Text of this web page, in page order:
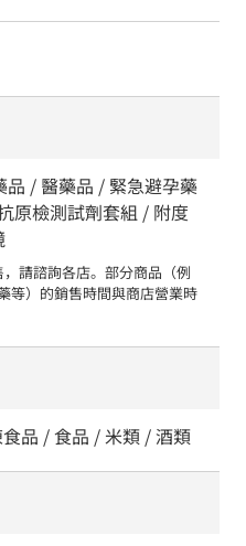
品 / 醫藥品 / 緊急避孕藥
原檢測試劑套組 / 附度
請諮詢各店。部分商品（例
等）的銷售時間與商店營業時
品 / 食品 / 米類 / 酒類